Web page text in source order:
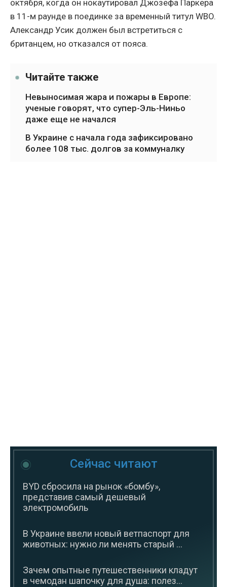
октября, когда он нокаутировал Джозефа Паркера
в 11-м раунде в поединке за временный титул WBO.
Александр Усик должен был встретиться с
британцем, но отказался от пояса.
Читайте также
Невыносимая жара и пожары в Европе:
ученые говорят, что супер-Эль-Ниньо
даже еще не начался
В Украине с начала года зафиксировано
более 108 тыс. долгов за коммуналку
Сейчас читают
BYD сбросила на рынок «бомбу»,
представив самый дешевый
электромобиль
В Украине ввели новый ветпаспорт для
животных: нужно ли менять старый ...
Зачем опытные путешественники кладут
в чемодан шапочку для душа: полез...